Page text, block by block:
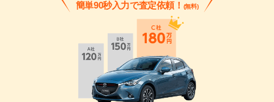
簡単90秒入力で査定依頼！ (無料)